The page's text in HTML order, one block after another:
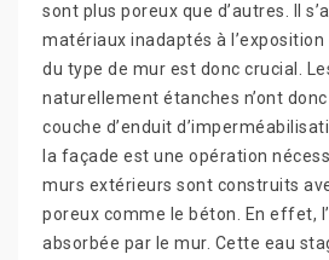
sont plus poreux que d’autres. Il
matériaux inadaptés à l’exposition
du type de mur est donc crucial.
naturellement étanches n’ont donc
couche d’enduit
la façade est une opération
murs extérieurs sont construits
poreux comme le béton. En effet,
absorbée par le mur. Cette eau